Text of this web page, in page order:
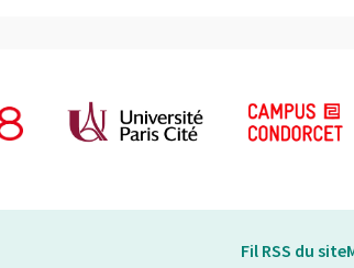
Fil RSS du site